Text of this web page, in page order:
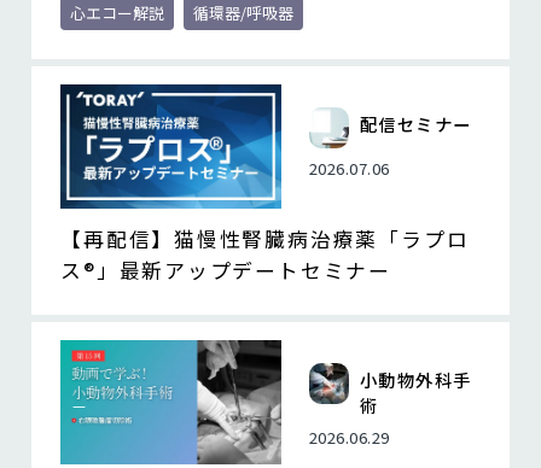
心エコー解説 循環器/呼吸器
配信セミナー
2026.07.06
【再配信】猫慢性腎臓病治療薬「ラプロ
ス®」最新アップデートセミナー
小動物外科手
術
2026.06.29